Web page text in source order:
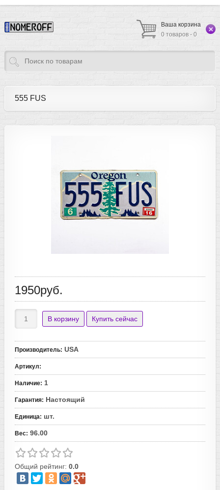
Ваша корзина
0 товаров - 0
555 FUS
1950руб.
Производитель: USA
Артикул:
Наличие: 1
Гарантия: Настоящий
Единица: шт.
Вес: 96.00
Общий рейтинг: 0.0